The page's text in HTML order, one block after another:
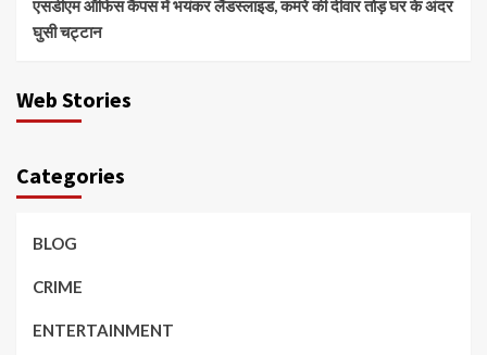
एसडीएम ऑफिस कैंपस में भयंकर लैंडस्लाइड, कमरे की दीवार तोड़ घर के अंदर
घुसी चट्टान
Web Stories
Categories
BLOG
CRIME
ENTERTAINMENT